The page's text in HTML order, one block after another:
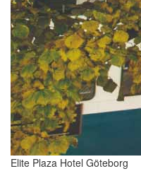
Elite Plaza Hotel Göteborg